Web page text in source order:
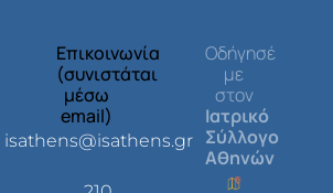
Επικοινωνία
(συνιστάται
μέσω
email)
isathens@isathens.gr
Οδήγησέ
με
στον
Ιατρικό
Σύλλογο
Αθηνών